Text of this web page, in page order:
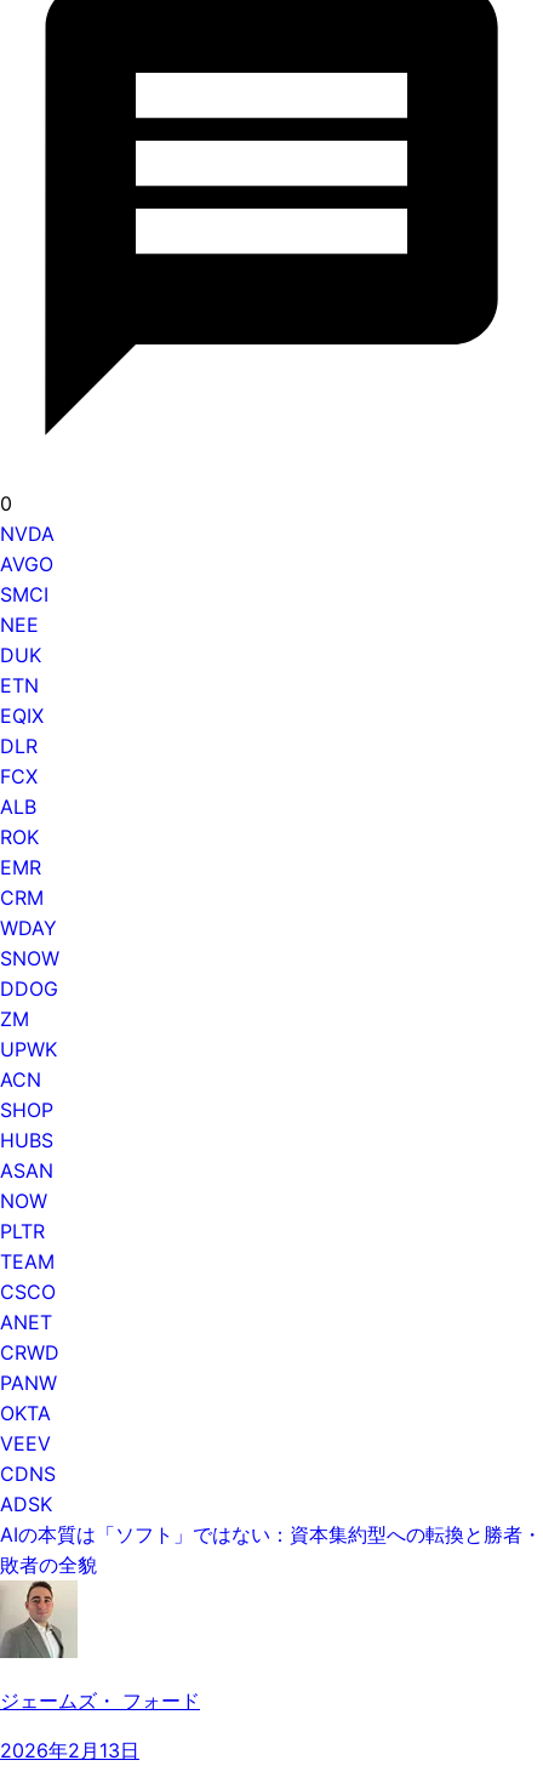
0
NVDA
AVGO
SMCI
NEE
DUK
ETN
EQIX
DLR
FCX
ALB
ROK
EMR
CRM
WDAY
SNOW
DDOG
ZM
UPWK
ACN
SHOP
HUBS
ASAN
NOW
PLTR
TEAM
CSCO
ANET
CRWD
PANW
OKTA
VEEV
CDNS
ADSK
AIの本質は「ソフト」ではない：資本集約型への転換と勝者・
敗者の全貌
ジェームズ・ フォード
2026年2月13日